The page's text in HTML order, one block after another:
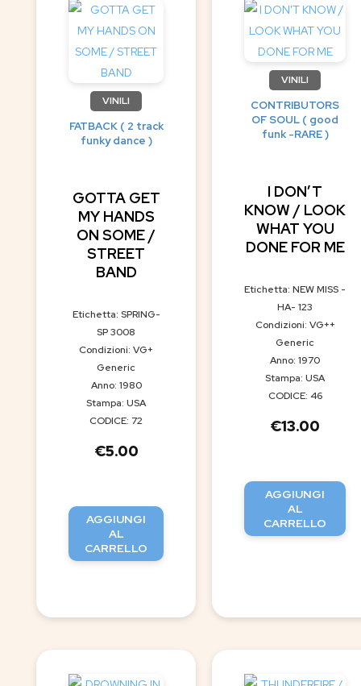
VINILI
FATBACK ( 2 track
funky dance )
GOTTA GET
MY HANDS
ON SOME /
STREET
BAND
Etichetta: SPRING-
SP 3008
Condizioni: VG+
Generic
Anno: 1980
Stampa: USA
CODICE: 72
€5.00
AGGIUNGI
AL
CARRELLO
VINILI
CONTRIBUTORS
OF SOUL ( good
funk -RARE )
I DON’T
KNOW / LOOK
WHAT YOU
DONE FOR ME
Etichetta: NEW MISS -
HA- 123
Condizioni: VG++
Generic
Anno: 1970
Stampa: USA
CODICE: 46
€13.00
AGGIUNGI
AL
CARRELLO